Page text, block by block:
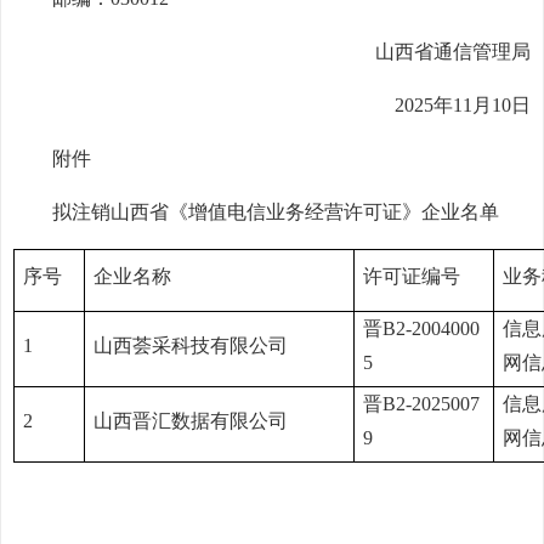
山西省通信管理局
2025年11月10日
附件
拟注销山西省《增值电信业务经营许可证》企业名单
序号 企业名称 许可证编号 业
1 山西荟采科技有限公司
晋B2-2004000
5
信
网
2 山西晋汇数据有限公司
晋B2-2025007
9
信
网